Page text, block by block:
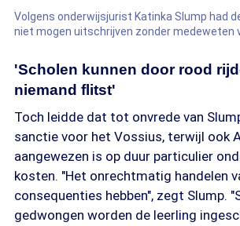
Volgens onderwijsjurist Katinka Slump had
niet mogen uitschrijven zonder medeweten
'Scholen kunnen door rood
niemand flitst'
Toch leidde dat tot onvrede van
sanctie voor het Vossius, terwijl ook
aangewezen is op duur particulier
kosten. "Het onrechtmatig handelen
consequenties hebben", zegt Slump.
gedwongen worden de leerling